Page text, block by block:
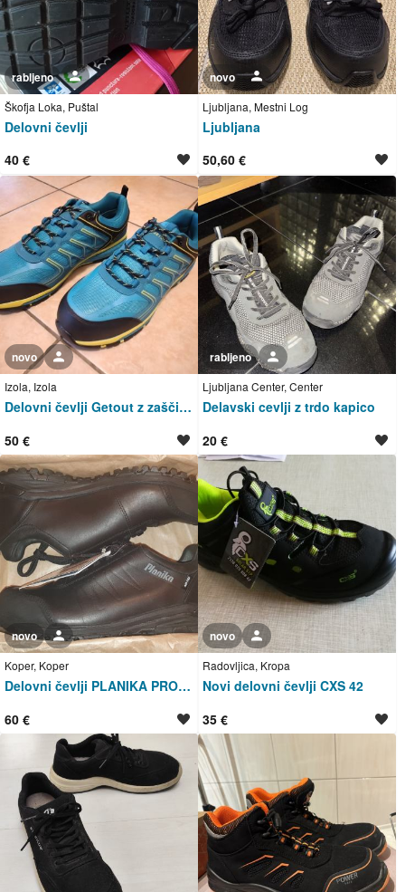
Delovni čevlji
Škofja Loka, Puštal
rabljeno
40 €
Ljubljana
Ljubljana, Mestni Log
novo
50,60 €
Delovni čevlji Getout z zaščitno kapico št. 44
Izola, Izola
novo
50 €
Delavski cevlji z trdo kapico
Ljubljana Center, Center
rabljeno
20 €
Delovni čevlji PLANIKA PRO AIR TEX
Koper, Koper
novo
60 €
Novi delovni čevlji CXS 42
Radovljica, Kropa
novo
35 €